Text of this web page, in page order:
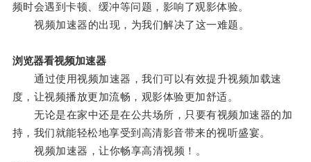
频时会遇到卡顿、缓冲等问题，影响了观影体验。
视频加速器的出现，为我们解决了这一难题。
浏览器看视频加速器
通过使用视频加速器，我们可以有效提升视频加载速
度，让视频播放更加流畅，观影体验更加舒适。
无论是在家中还是在公共场所，只要有视频加速器的加
持，我们就能轻松地享受到高清影音带来的视听盛宴。
视频加速器，让你畅享高清视频！。